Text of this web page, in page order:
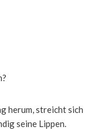
herum, streicht sich
seine Lippen.